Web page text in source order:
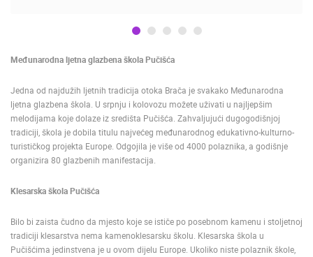
NAJNOVIJE KAMERE
UŽIVO 0 GLEDATELJ(A)
MRKOPALJ SANJKALIŠTE ČELIMBAŠA
MRKOPALJ
MANDRE
SKIJANJE I SNIJEG
PLAŽE MARINE I LUČICE ZOO
DOGAĐANJA I ZANIMLJIVOSTI TRANSPORT I PROMET
Međunarodna ljetna glazbena škola Pučišća
Jedna od najdužih ljetnih tradicija otoka Brača je svakako Međunarodna
ljetna glazbena škola. U srpnju i kolovozu možete uživati u najljepšim
melodijama koje dolaze iz središta Pučišća. Zahvaljujući dugogodišnjoj
tradiciji, škola je dobila titulu najvećeg međunarodnog edukativno-kulturno-
turističkog projekta Europe. Odgojila je više od 4000 polaznika, a godišnje
organizira 80 glazbenih manifestacija.
Klesarska škola Pučišća
Bilo bi zaista čudno da mjesto koje se ističe po posebnom kamenu i stoljetnoj
tradiciji klesarstva nema kamenoklesarsku školu. Klesarska škola u
Pučišćima jedinstvena je u ovom dijelu Europe. Ukoliko niste polaznik škole,